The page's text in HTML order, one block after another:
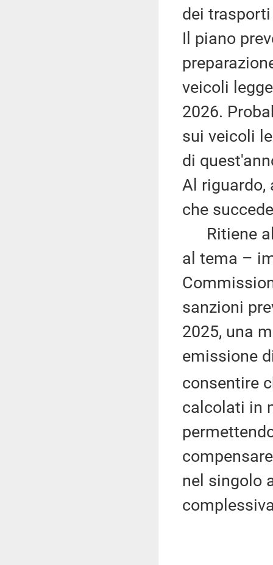
dei
Il piano
veicoli
2026.
sui veicoli
di
Al riguardo,
che
Ritiene
al tema –
sanzioni
2025, una
emissione
consentire
calcolati in
nel singolo